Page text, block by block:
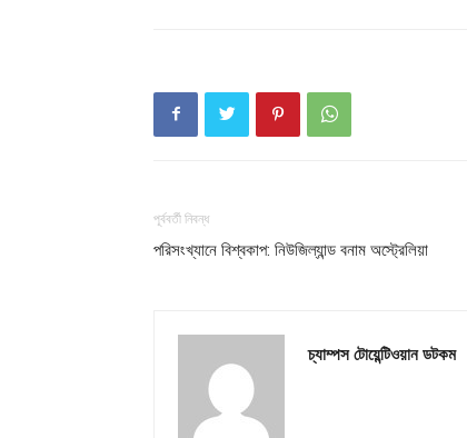
পূর্ববর্তী নিবন্ধ
পরিসংখ্যানে বিশ্বকাপ: নিউজিল্যান্ড বনাম অস্ট্রেলিয়া
চ্যাম্পস টোয়েন্টিওয়ান ডটকম